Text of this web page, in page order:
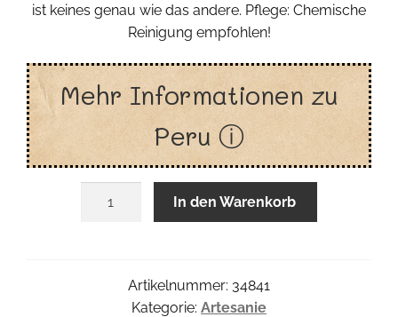
ist keines genau wie das andere. Pflege: Chemische
Reinigung empfohlen!
Mehr Informationen zu
Peru ⓘ
In den Warenkorb
Artikelnummer: 34841
Kategorie: Artesanie